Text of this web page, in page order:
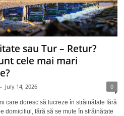
sau Tur – Retur?
cele mai mari
- July 14, 2026 0
care doresc să lucreze în străinătate fără
domiciliul, fără să se mute în străinătate